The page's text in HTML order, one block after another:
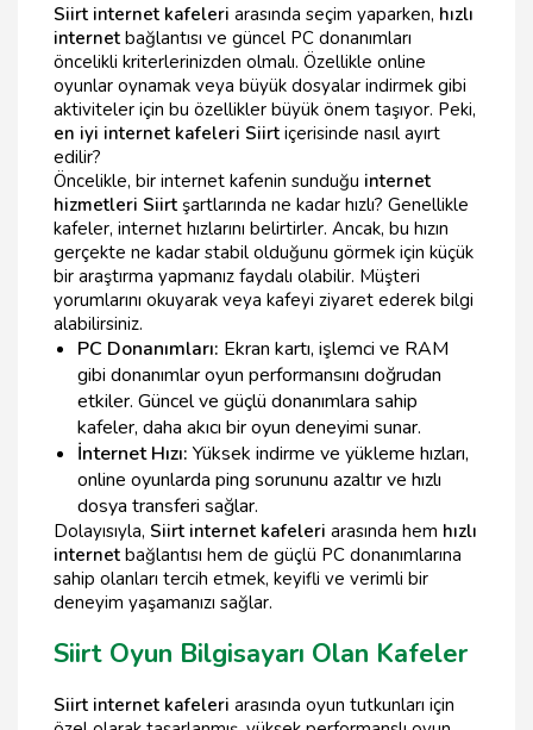
Siirt internet kafeleri arasında seçim yaparken, hızlı
internet bağlantısı ve güncel PC donanımları
öncelikli kriterlerinizden olmalı. Özellikle online
oyunlar oynamak veya büyük dosyalar indirmek gibi
aktiviteler için bu özellikler büyük önem taşıyor. Peki,
en iyi internet kafeleri Siirt içerisinde nasıl ayırt
edilir?
Öncelikle, bir internet kafenin sunduğu internet
hizmetleri Siirt şartlarında ne kadar hızlı? Genellikle
kafeler, internet hızlarını belirtirler. Ancak, bu hızın
gerçekte ne kadar stabil olduğunu görmek için küçük
bir araştırma yapmanız faydalı olabilir. Müşteri
yorumlarını okuyarak veya kafeyi ziyaret ederek bilgi
alabilirsiniz.
PC Donanımları: Ekran kartı, işlemci ve RAM
gibi donanımlar oyun performansını doğrudan
etkiler. Güncel ve güçlü donanımlara sahip
kafeler, daha akıcı bir oyun deneyimi sunar.
İnternet Hızı: Yüksek indirme ve yükleme hızları,
online oyunlarda ping sorununu azaltır ve hızlı
dosya transferi sağlar.
Dolayısıyla, Siirt internet kafeleri arasında hem hızlı
internet bağlantısı hem de güçlü PC donanımlarına
sahip olanları tercih etmek, keyifli ve verimli bir
deneyim yaşamanızı sağlar.
Siirt Oyun Bilgisayarı Olan Kafeler
Siirt internet kafeleri arasında oyun tutkunları için